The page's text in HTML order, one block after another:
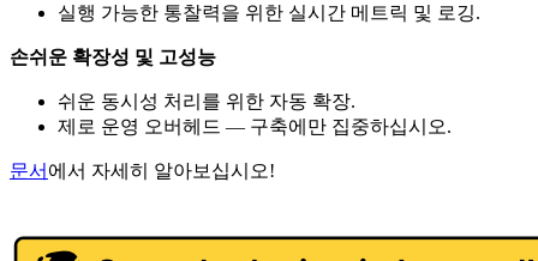
실행 가능한 통찰력을 위한 실시간 메트릭 및 로깅.
손쉬운 확장성 및 고성능
쉬운 동시성 처리를 위한 자동 확장.
제로 운영 오버헤드 — 구축에만 집중하십시오.
문서 에서 자세히 알아보십시오!